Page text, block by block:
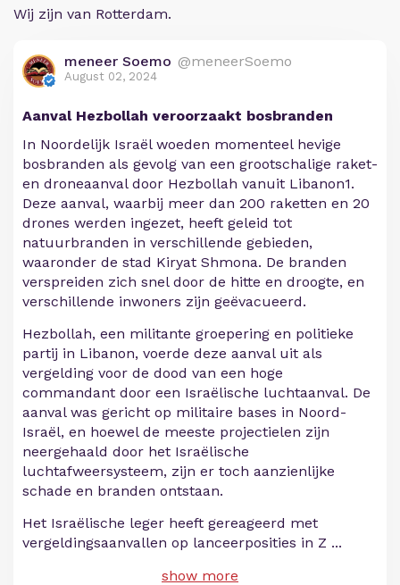
Wij zijn van Rotterdam.
meneer Soemo @meneerSoemo
August 02, 2024
Aanval Hezbollah veroorzaakt bosbranden
In Noordelijk Israël woeden momenteel hevige
bosbranden als gevolg van een grootschalige raket-
en droneaanval door Hezbollah vanuit Libanon1.
Deze aanval, waarbij meer dan 200 raketten en 20
drones werden ingezet, heeft geleid tot
natuurbranden in verschillende gebieden,
waaronder de stad Kiryat Shmona. De branden
verspreiden zich snel door de hitte en droogte, en
verschillende inwoners zijn geëvacueerd.
Hezbollah, een militante groepering en politieke
partij in Libanon, voerde deze aanval uit als
vergelding voor de dood van een hoge
commandant door een Israëlische luchtaanval. De
aanval was gericht op militaire bases in Noord-
Israël, en hoewel de meeste projectielen zijn
neergehaald door het Israëlische
luchtafweersysteem, zijn er toch aanzienlijke
schade en branden ontstaan.
Het Israëlische leger heeft gereageerd met
vergeldingsaanvallen op lanceerposities in Z ...
show more